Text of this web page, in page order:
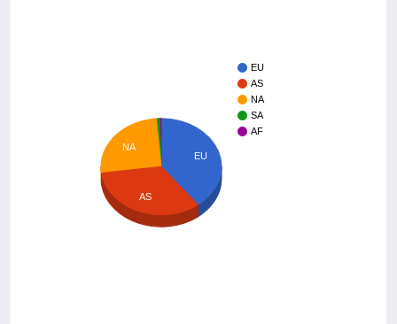
EU
AS
NA
SA
AF
EU
NA
AS